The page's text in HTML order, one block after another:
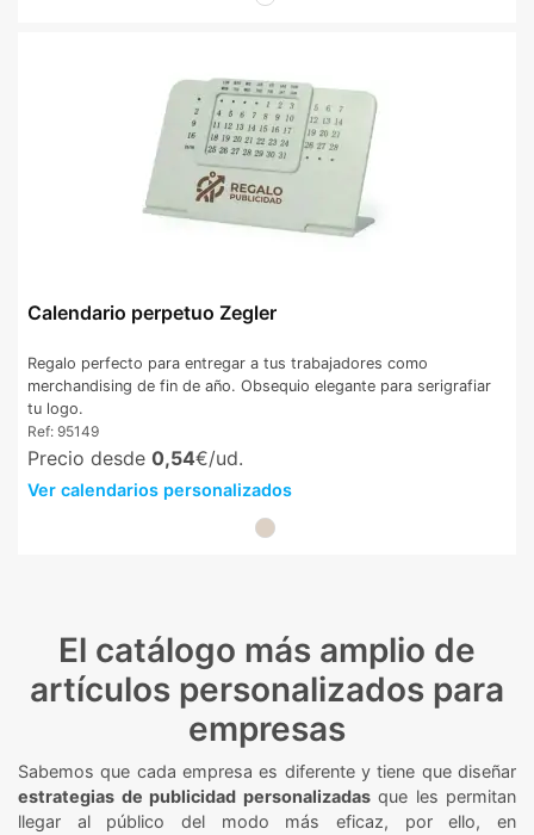
Calendario perpetuo Zegler
Regalo perfecto para entregar a tus trabajadores como
merchandising de fin de año. Obsequio elegante para serigrafiar
tu logo.
Ref: 95149
Precio desde 0,54€/ud.
Ver calendarios personalizados
El catálogo más amplio de
artículos personalizados para
empresas
Sabemos que cada empresa es diferente y tiene que diseñar
estrategias de publicidad personalizadasque les permitan
llegar al público del modo más eficaz, por ello, en